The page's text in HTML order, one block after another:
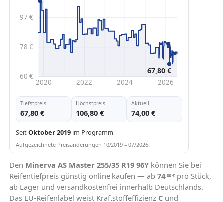
60 €
78 €
97 €
2020 2022 2024 2026
67,80 €
Tiefstpreis
67,80 €
Höchstpreis
106,80 €
Aktuell
74,00 €
SeitOktober 2019 im Programm
Aufgezeichnete Preisänderungen 10/2019 – 07/2026.
Den Minerva AS Master 255/35 R19 96Y können Sie bei
Reifentiefpreis günstig online kaufen — ab 74,00€ pro Stück,
ab Lager und versandkostenfrei innerhalb Deutschlands.
Das EU-Reifenlabel weist Kraftstoffeffizienz C und